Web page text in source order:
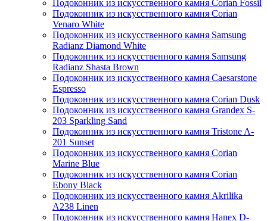
Подоконник из искусственного камня Corian Fossil
Подоконник из искусственного камня Corian
Venaro White
Подоконник из искусственного камня Samsung
Radianz Diamond White
Подоконник из искусственного камня Samsung
Radianz Shasta Brown
Подоконник из искусственного камня Caesarstone
Espresso
Подоконник из искусственного камня Corian Dusk
Подоконник из искусственного камня Grandex S-
203 Sparkling Sand
Подоконник из искусственного камня Tristone A-
201 Sunset
Подоконник из искусственного камня Corian
Marine Blue
Подоконник из искусственного камня Corian
Ebony Black
Подоконник из искусственного камня Akrilika
A238 Linen
Подоконник из искусственного камня Hanex D-